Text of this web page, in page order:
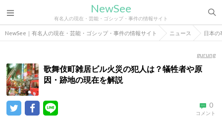
NewSee
有名人の現在・芸能・ゴシップ・事件の情報サイト
NewSee｜有名人の現在・芸能・ゴシップ・事件の情報サイト ニュース 日本の
gurung
歌舞伎町雑居ビル火災の犯人は？犠牲者や原
因・跡地の現在を解説
0
コメント